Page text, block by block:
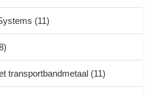
(11)
transportbandmetaal (11)